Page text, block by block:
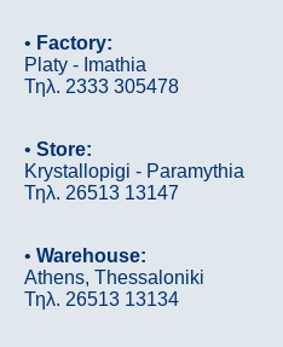
• Factory:
Platy - Imathia
Τηλ. 2333 305478
• Store:
Krystallopigi - Paramythia
Τηλ. 26513 13147
• Warehouse:
Athens, Thessaloniki
Τηλ. 26513 13134